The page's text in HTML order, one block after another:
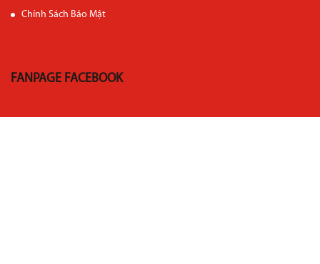
Chính Sách Bảo Mật
FANPAGE FACEBOOK